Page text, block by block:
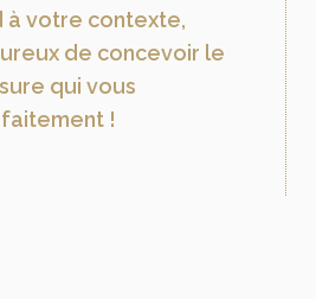
à votre contexte,
de concevoir le
qui vous
!